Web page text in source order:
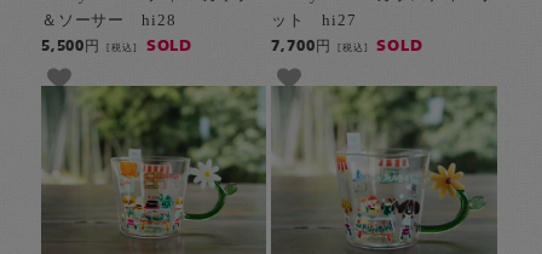
＆ソーサー hi28
5,500円[税込] SOLD
ット hi27
7,700円 [税込] SOLD